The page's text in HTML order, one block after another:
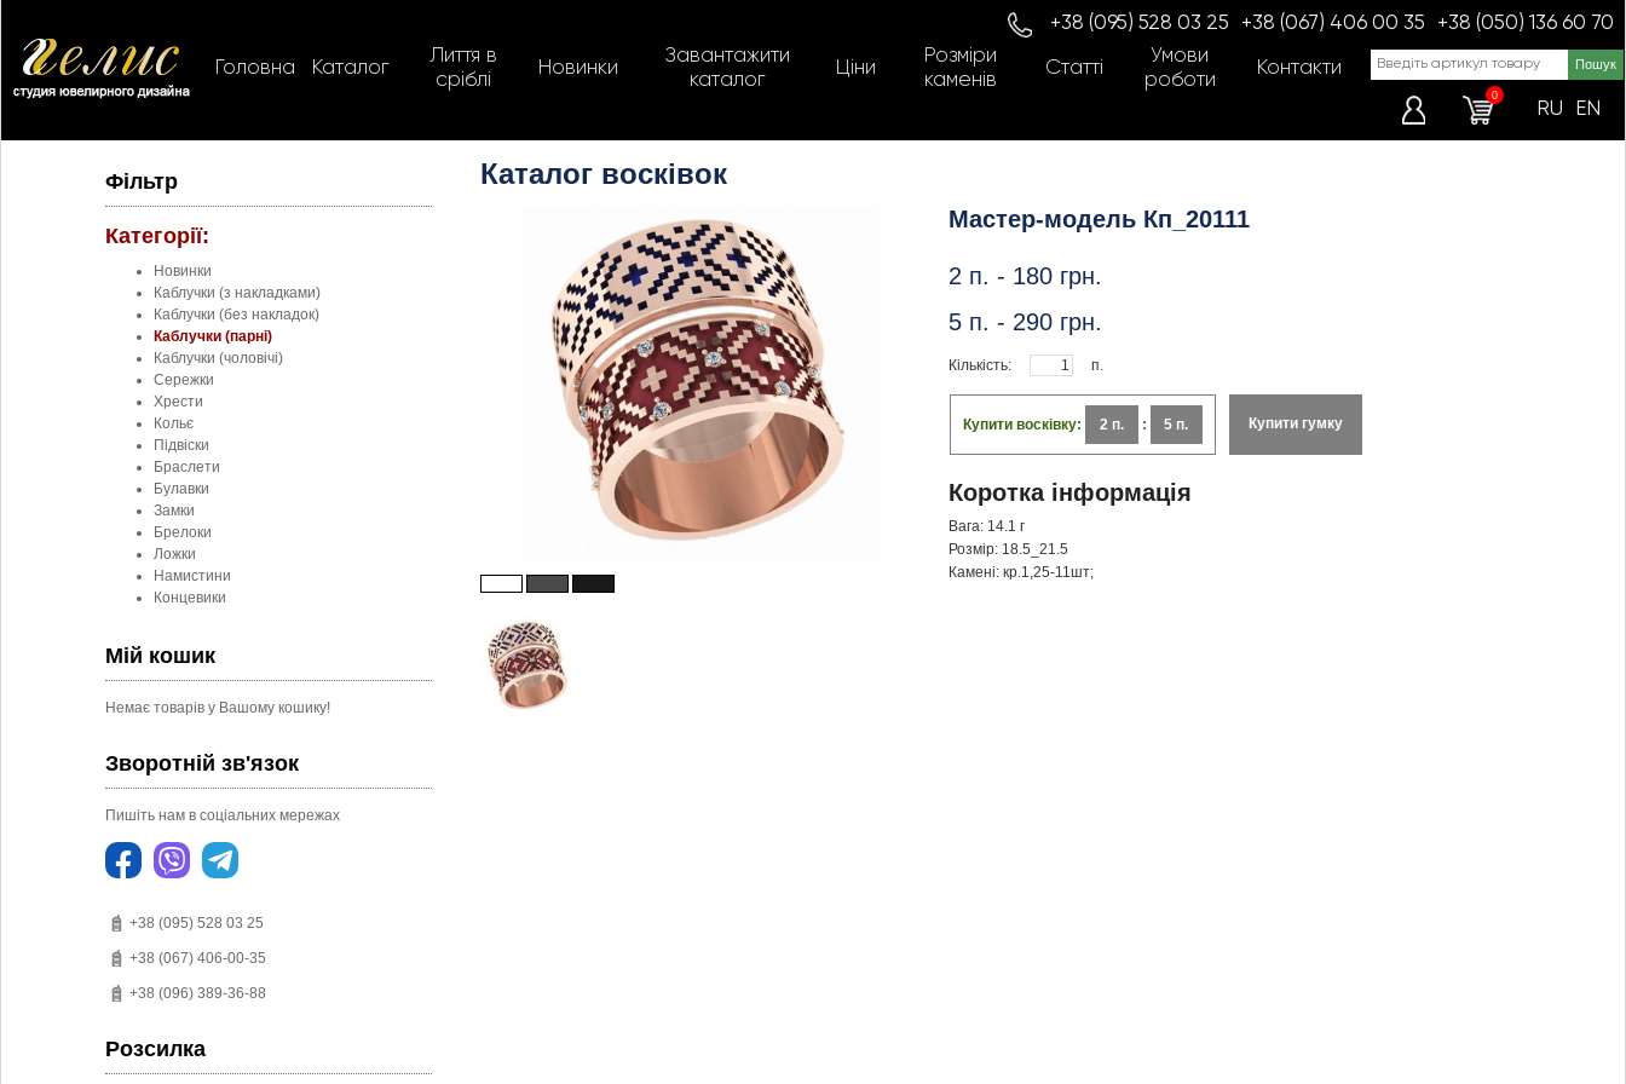
Головна Каталог
Лиття в
сріблі
Новинки
Завантажити
каталог
Ціни
Розміри
каменів
Статті
Умови
роботи
Контакти
+38 (095) 528 03 25 +38 (067) 406 00 35 +38 (050) 136 60 70
0
RU EN
Фільтр
Категорії:
Новинки
Каблучки (з накладками)
Каблучки (без накладок)
Каблучки (парні)
Каблучки (чоловічі)
Сережки
Хрести
Кольє
Підвіски
Браслети
Булавки
Замки
Брелоки
Ложки
Намистини
Концевики
Мій кошик
Немає товарів у Вашому кошику!
Зворотній зв'язок
Пишіть нам в соціальних мережах
+38 (095) 528 03 25
+38 (067) 406-00-35
+38 (096) 389-36-88
Розсилка
Каталог восківок
Мастер-модель Кп_20111
2 п. - 180 грн.
5 п. - 290 грн.
Кількість: п.
Купити восківку: 2 п. : 5 п. Купити гумку
Коротка інформація
Вага: 14.1 г
Розмір: 18.5_21.5
Камені: кр.1,25-11шт;